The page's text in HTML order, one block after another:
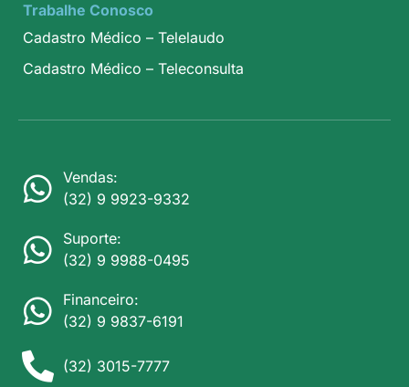
Trabalhe Conosco
Cadastro Médico – Telelaudo
Cadastro Médico – Teleconsulta
Vendas:
(32) 9 9923-9332
Suporte:
(32) 9 9988-0495
Financeiro:
(32) 9 9837-6191
(32) 3015-7777